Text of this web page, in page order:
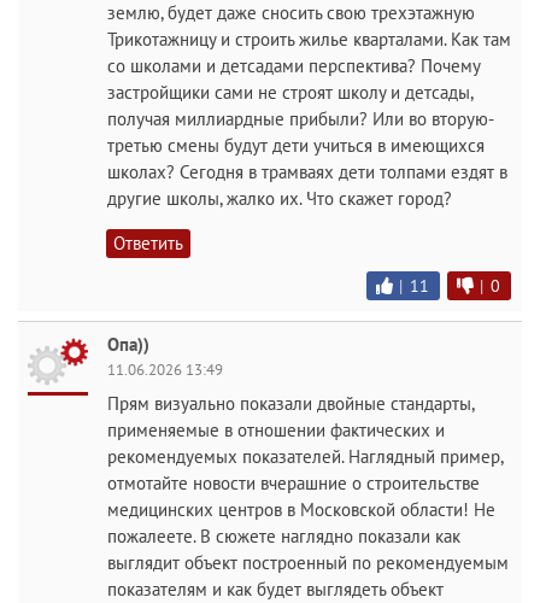
землю, будет даже сносить свою трехэтажную
Трикотажницу и строить жилье кварталами. Как там
со школами и детсадами перспектива? Почему
застройщики сами не строят школу и детсады,
получая миллиардные прибыли? Или во вторую-
третью смены будут дети учиться в имеющихся
школах? Сегодня в трамваях дети толпами ездят в
другие школы, жалко их. Что скажет город?
Ответить
| 11 | 0
Опа))
11.06.2026 13:49
Прям визуально показали двойные стандарты,
применяемые в отношении фактических и
рекомендуемых показателей. Наглядный пример,
отмотайте новости вчерашние о строительстве
медицинских центров в Московской области! Не
пожалеете. В сюжете наглядно показали как
выглядит объект построенный по рекомендуемым
показателям и как будет выглядеть объект